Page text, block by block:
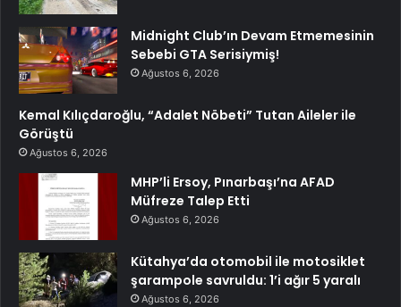
Midnight Club’ın Devam Etmemesinin
Sebebi GTA Serisiymiş!
Ağustos 6, 2026
Kemal Kılıçdaroğlu, “Adalet Nöbeti” Tutan Aileler ile
Görüştü
Ağustos 6, 2026
MHP’li Ersoy, Pınarbaşı’na AFAD
Müfreze Talep Etti
Ağustos 6, 2026
Kütahya’da otomobil ile motosiklet
şarampole savruldu: 1’i ağır 5 yaralı
Ağustos 6, 2026